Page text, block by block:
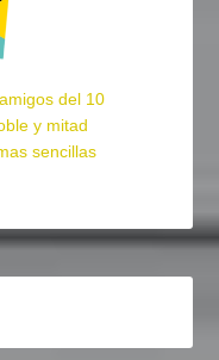
del 10
y mitad
sencillas